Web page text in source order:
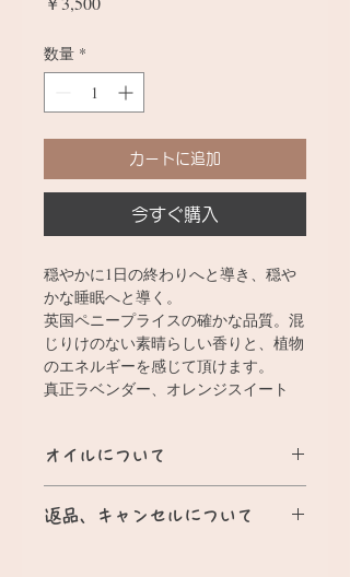
数量 *
カートに追加
今すぐ購入
穏やかに1日の終わりへと導き、穏や
かな睡眠へと導く。
英国ペニープライスの確かな品質。混
じりけのない素晴らしい香りと、植物
のエネルギーを感じて頂けます。
真正ラベンダー、オレンジスイート
オイルについて
す。
返品、キャンセルについて